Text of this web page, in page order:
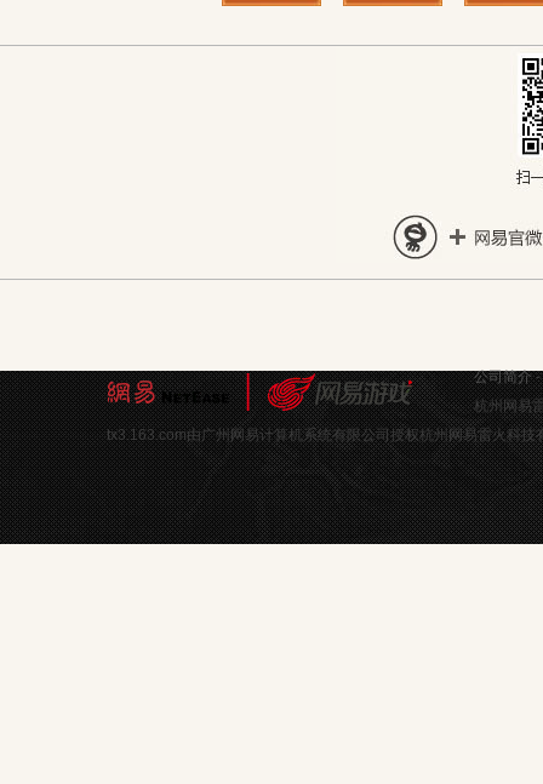
公司简介-
杭州网易
tx3.163.com由广州网易计算机系统有限公司授权杭州网易雷火科技